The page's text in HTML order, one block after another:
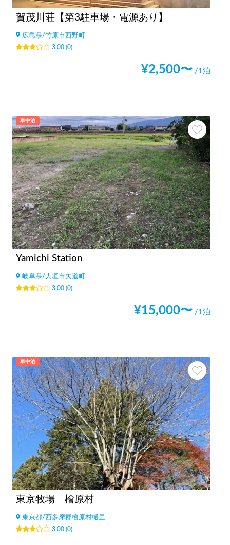
賀茂川荘【第3駐車場・電源あり】
広島県/竹原市西野町
3.00(0)
¥2,500〜 /1泊
車中泊
Yamichi Station
岐阜県/大垣市矢道町
3.00(0)
¥15,000〜 /1泊
車中泊
東京牧場 檜原村
東京都/西多摩郡檜原村樋里
3.00(0)